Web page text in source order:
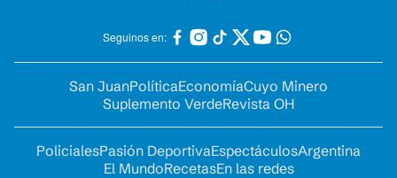
Seguinos en:
San JuanPolíticaEconomíaCuyo Minero
Suplemento VerdeRevista OH
PolicialesPasión DeportivaEspectáculosArgentina
El MundoRecetasEn las redes